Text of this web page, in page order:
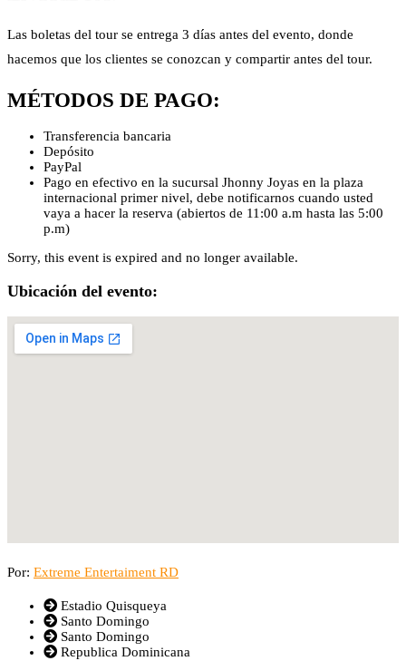
Las boletas del tour se entrega 3 días antes del evento, donde
hacemos que los clientes se conozcan y compartir antes del tour.
MÉTODOS DE PAGO:
Transferencia bancaria
Depósito
PayPal
Pago en efectivo en la sucursal Jhonny Joyas en la plaza
internacional primer nivel, debe notificarnos cuando usted
vaya a hacer la reserva (abiertos de 11:00 a.m hasta las 5:00
p.m)
Sorry, this event is expired and no longer available.
Ubicación del evento:
Por: Extreme Entertaiment RD
Estadio Quisqueya
Santo Domingo
Santo Domingo
Republica Dominicana